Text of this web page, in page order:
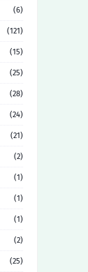
(6)
(121)
(15)
(25)
(28)
(24)
(21)
(2)
(1)
(1)
(1)
(2)
(25)